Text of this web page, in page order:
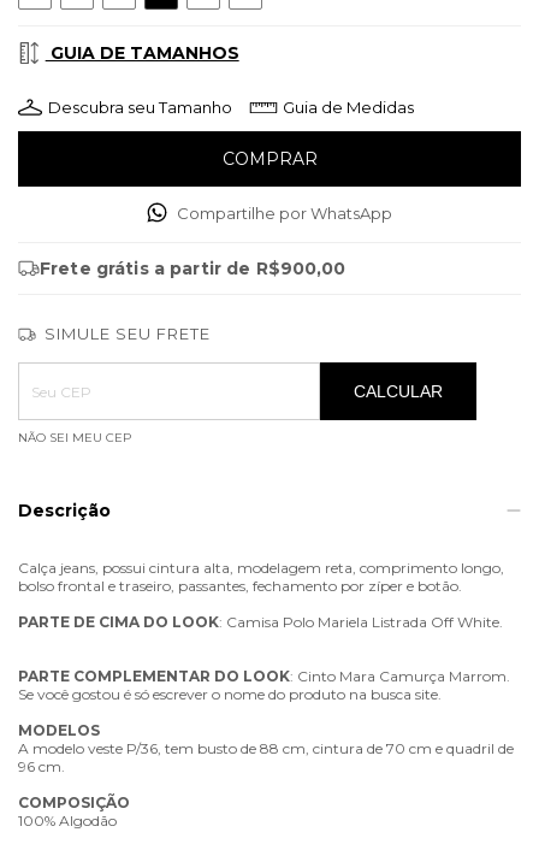
GUIA DE TAMANHOS
Descubra seu Tamanho Guia de Medidas
Compartilhe por WhatsApp
Frete grátis a partir de R$900,00
SIMULE SEU FRETE
Entregas para o CEP:
ALTERAR CEP
CALCULAR
NÃO SEI MEU CEP
Descrição
Calça jeans, possui cintura alta, modelagem reta, comprimento longo,
bolso frontal e traseiro, passantes, fechamento por zíper e botão.
PARTE DE CIMA DO LOOK: Camisa Polo Mariela Listrada Off White.
PARTE COMPLEMENTAR DO LOOK: Cinto Mara Camurça Marrom.
Se você gostou é só escrever o nome do produto na busca site.
MODELOS
A modelo veste P/36, tem busto de 88 cm, cintura de 70 cm e quadril de
96 cm.
COMPOSIÇÃO
100% Algodão